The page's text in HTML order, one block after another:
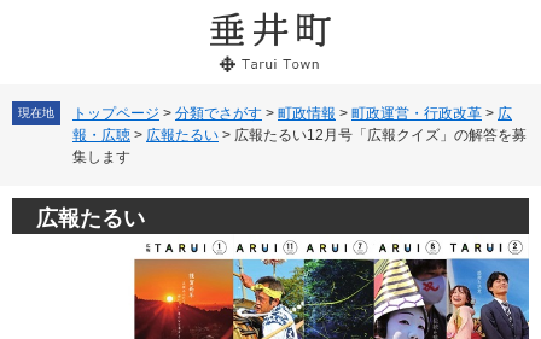
本
現在地 トップページ > 分類でさがす > 町政情報 > 町政運営・行政改革 > 広
報・広聴 > 広報たるい > 広報たるい12月号「広報クイズ」の解答を募
集します
広報たるい